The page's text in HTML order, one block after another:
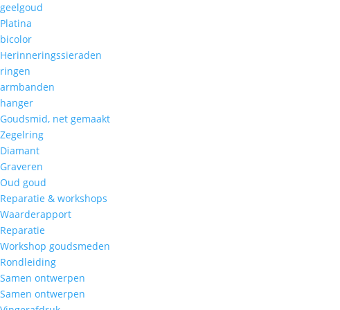
geelgoud
Platina
bicolor
Herinneringssieraden
ringen
armbanden
hanger
Goudsmid, net gemaakt
Zegelring
Diamant
Graveren
Oud goud
Reparatie & workshops
Waarderapport
Reparatie
Workshop goudsmeden
Rondleiding
Samen ontwerpen
Samen ontwerpen